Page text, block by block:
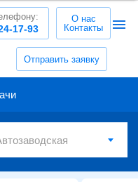
Отправить заявку
17-93
О нас
Контакты